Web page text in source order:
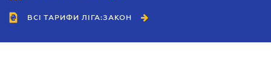
ВСІ ТАРИФИ ЛІГА:ЗАКОН